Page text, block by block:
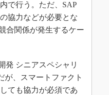
で行う。ただ、SAP
協力などが必要とな
合関係が発生するケー
発 シニアスペシャリ
が、スマートファクト
ても協力が必須であ